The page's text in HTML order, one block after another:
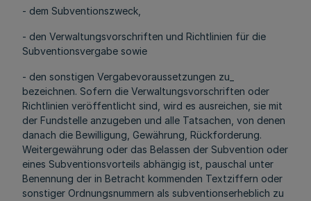
- dem Subventionszweck,
- den Verwaltungsvorschriften und Richtlinien für die
Subventionsvergabe sowie
- den sonstigen Vergabevoraussetzungen zu_
bezeichnen. Sofern die Verwaltungsvorschriften oder
Richtlinien veröffentlicht sind, wird es ausreichen, sie mit
der Fundstelle anzugeben und alle Tatsachen, von denen
danach die Bewilligung, Gewährung, Rückforderung.
Weitergewährung oder das Belassen der Subvention oder
eines Subventionsvorteils abhängig ist, pauschal unter
Benennung der in Betracht kommenden Textziffern oder
sonstiger Ordnungsnummern als subventionserheblich zu